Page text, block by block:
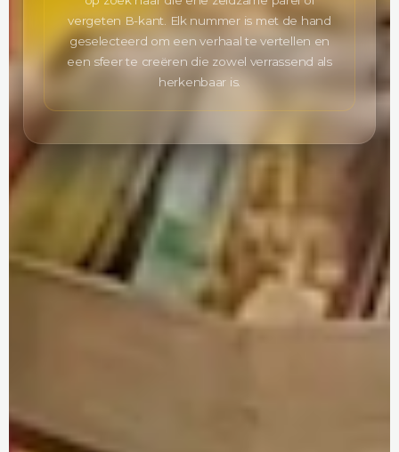
vergeten B-kant. Elk nummer is met de hand
geselecteerd om een verhaal te vertellen en
een sfeer te creëren die zowel verrassend als
herkenbaar is.